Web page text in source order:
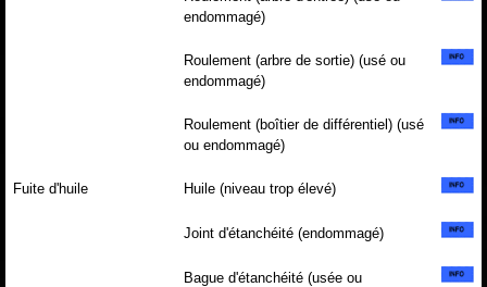
endommagé)
Roulement (arbre de sortie) (usé ou
endommagé)
Roulement (boîtier de différentiel) (usé
ou endommagé)
Fuite d'huile Huile (niveau trop élevé)
Joint d'étanchéité (endommagé)
Bague d'étanchéité (usée ou